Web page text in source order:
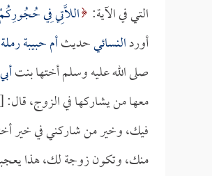
التي في الآية: اللَّاتِي فِي حُجُورِكُمْ
أوردالنسائيحديثأم حبيبة
صلى الله عليه وسلم أختها بنت
معها من يشاركها في الزوج،
فيك، وخير من شاركني في خير
منك، وتكون زوجة لك، هذا